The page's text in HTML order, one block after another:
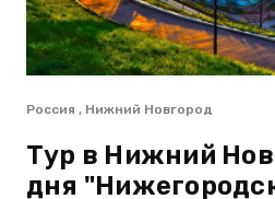
Россия , Нижний Новгород
Тур в Нижний
дня